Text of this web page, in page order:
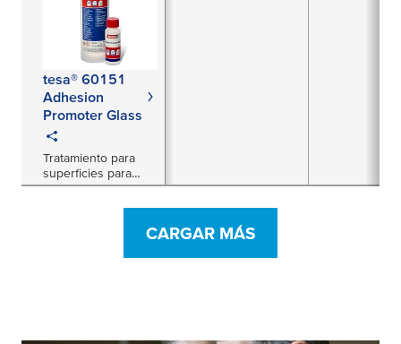
tesa® 60151
Adhesion
Promoter Glass
Tratamiento para
superficies para
mejorar la
CARGAR MÁS